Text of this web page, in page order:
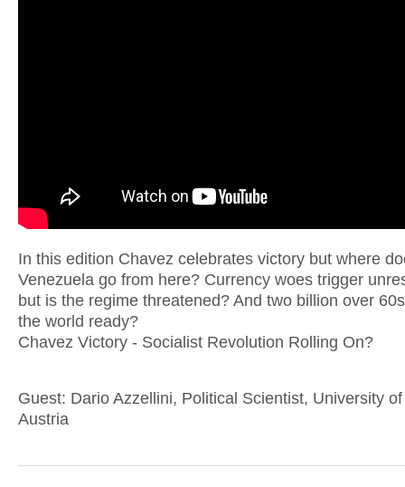
In this edition Chavez celebrates victory but where
Venezuela go from here? Currency woes trigger
but is the regime threatened? And two billion over
the world ready?
Chavez Victory - Socialist Revolution Rolling On?
Guest: Dario Azzellini, Political Scientist, University
Austria